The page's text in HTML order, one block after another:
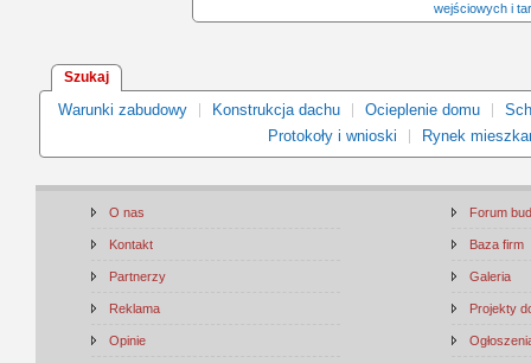
wejściowych i
Szukaj
Warunki zabudowy Konstrukcja dachu Ocieplenie domu
Protokoły i wnioski
Rynek
O nas
Kontakt
Partnerzy
Reklama
Opinie
Forum
Baza firm
Galeria
Projekty